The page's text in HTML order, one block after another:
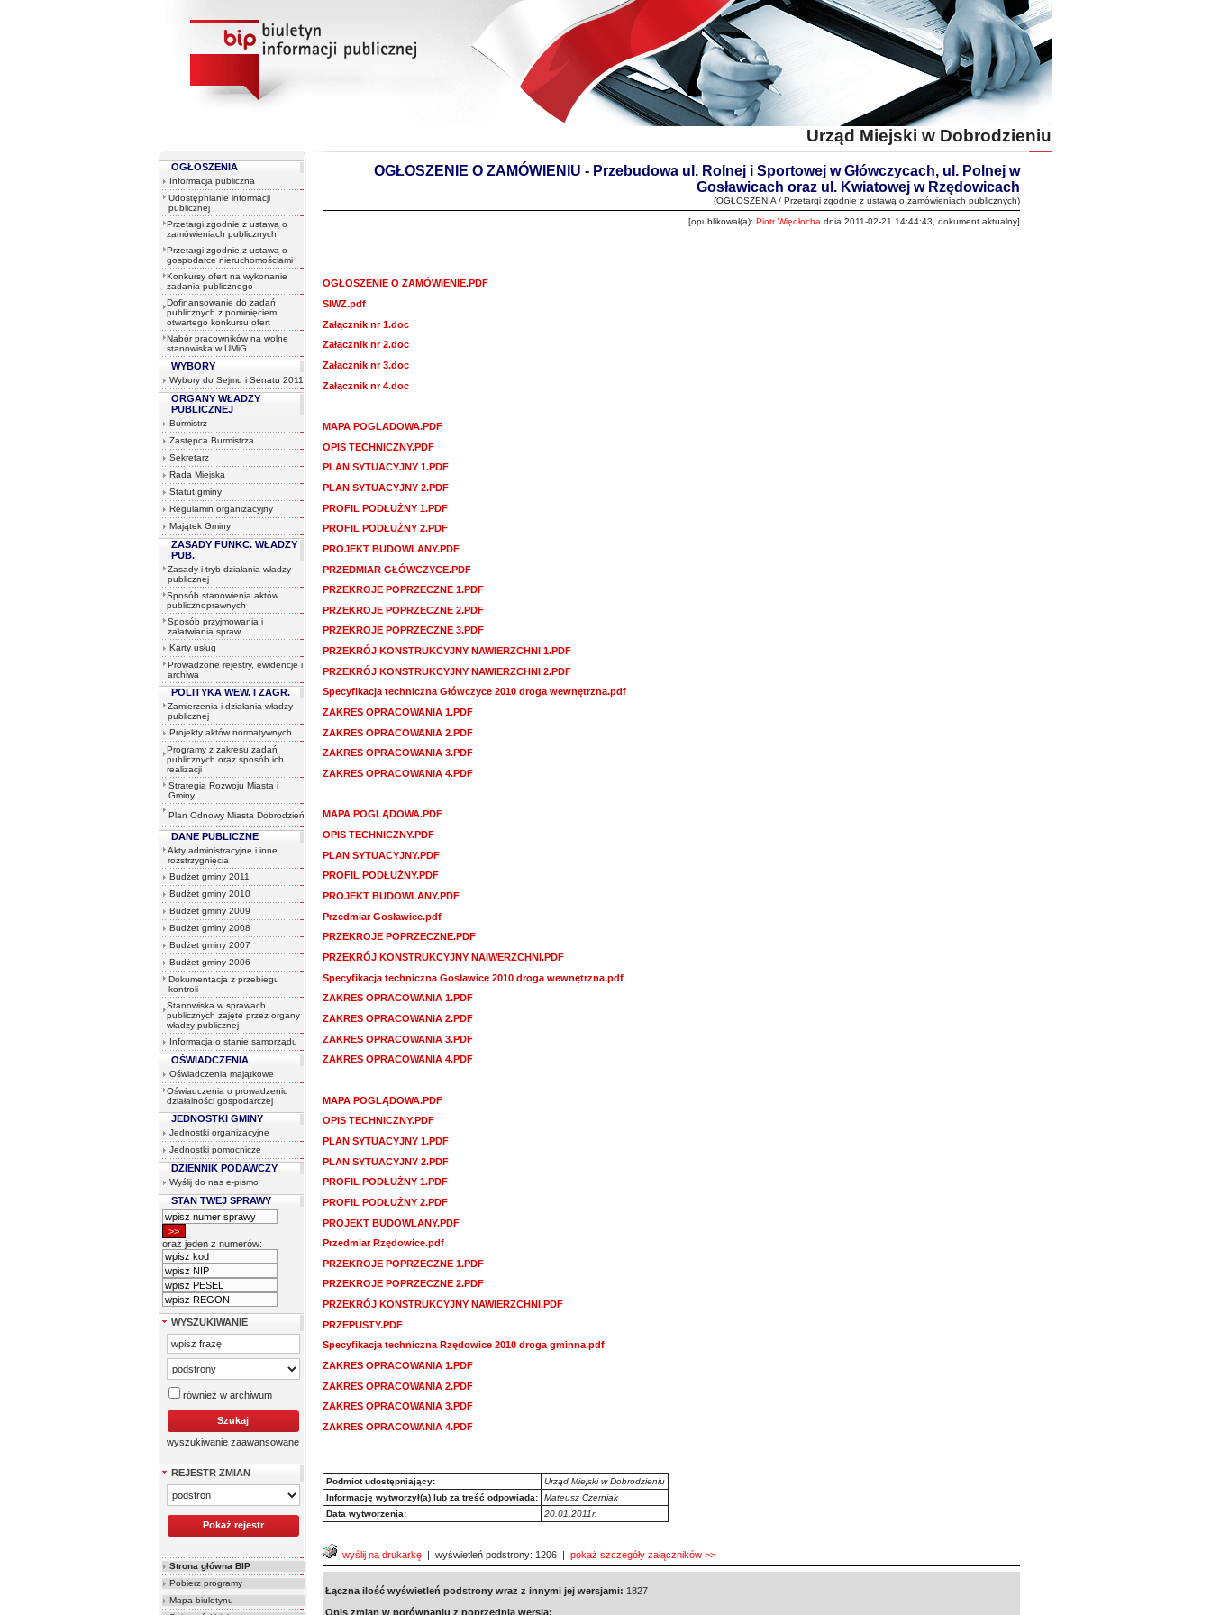
Urząd Miejski w Dobrodzieniu
OGŁOSZENIA
Informacja publiczna
Udostępnianie informacji
publicznej
Przetargi zgodnie z ustawą o
zamówieniach publicznych
Przetargi zgodnie z ustawą o
gospodarce nieruchomościami
Konkursy ofert na wykonanie
zadania publicznego
Dofinansowanie do zadań
publicznych z pominięciem
otwartego konkursu ofert
Nabór pracowników na wolne
stanowiska w UMiG
WYBORY
Wybory do Sejmu i Senatu 2011
ORGANY WŁADZY
PUBLICZNEJ
Burmistrz
Zastępca Burmistrza
Sekretarz
Rada Miejska
Statut gminy
Regulamin organizacyjny
Majątek Gminy
ZASADY FUNKC. WŁADZY
PUB.
Zasady i tryb działania władzy
publicznej
Sposób stanowienia aktów
publicznoprawnych
Sposób przyjmowania i
załatwiania spraw
Karty usług
Prowadzone rejestry, ewidencje i
archiwa
POLITYKA WEW. I ZAGR.
Zamierzenia i działania władzy
publicznej
Projekty aktów normatywnych
Programy z zakresu zadań
publicznych oraz sposób ich
realizacji
Strategia Rozwoju Miasta i
Gminy
Plan Odnowy Miasta Dobrodzień
DANE PUBLICZNE
Akty administracyjne i inne
rozstrzygnięcia
Budżet gminy 2011
Budżet gminy 2010
Budżet gminy 2009
Budżet gminy 2008
Budżet gminy 2007
Budżet gminy 2006
Dokumentacja z przebiegu
kontroli
Stanowiska w sprawach
publicznych zajęte przez organy
władzy publicznej
Informacja o stanie samorządu
OŚWIADCZENIA
Oświadczenia majątkowe
Oświadczenia o prowadzeniu
działalności gospodarczej
JEDNOSTKI GMINY
Jednostki organizacyjne
Jednostki pomocnicze
DZIENNIK PODAWCZY
Wyślij do nas e-pismo
STAN TWEJ SPRAWY
oraz jeden z numerów:
WYSZUKIWANIE
również w archiwum
wyszukiwanie zaawansowane
REJESTR ZMIAN
Strona główna BIP
Pobierz programy
Mapa biuletynu
OGŁOSZENIE O ZAMÓWIENIU - Przebudowa ul. Rolnej i Sportowej w Główczycach, ul. Polnej w
Gosławicach oraz ul. Kwiatowej w Rzędowicach
(OGŁOSZENIA / Przetargi zgodnie z ustawą o zamówieniach publicznych)
[opublikował(a): Piotr Więdłocha dnia 2011-02-21 14:44:43, dokument aktualny]
OGŁOSZENIE O ZAMÓWIENIE.PDF
SIWZ.pdf
Załącznik nr 1.doc
Załącznik nr 2.doc
Załącznik nr 3.doc
Załącznik nr 4.doc
MAPA POGLADOWA.PDF
OPIS TECHNICZNY.PDF
PLAN SYTUACYJNY 1.PDF
PLAN SYTUACYJNY 2.PDF
PROFIL PODŁUŻNY 1.PDF
PROFIL PODŁUŻNY 2.PDF
PROJEKT BUDOWLANY.PDF
PRZEDMIAR GŁÓWCZYCE.PDF
PRZEKROJE POPRZECZNE 1.PDF
PRZEKROJE POPRZECZNE 2.PDF
PRZEKROJE POPRZECZNE 3.PDF
PRZEKRÓJ KONSTRUKCYJNY NAWIERZCHNI 1.PDF
PRZEKRÓJ KONSTRUKCYJNY NAWIERZCHNI 2.PDF
Specyfikacja techniczna Główczyce 2010 droga wewnętrzna.pdf
ZAKRES OPRACOWANIA 1.PDF
ZAKRES OPRACOWANIA 2.PDF
ZAKRES OPRACOWANIA 3.PDF
ZAKRES OPRACOWANIA 4.PDF
MAPA POGLĄDOWA.PDF
OPIS TECHNICZNY.PDF
PLAN SYTUACYJNY.PDF
PROFIL PODŁUŻNY.PDF
PROJEKT BUDOWLANY.PDF
Przedmiar Gosławice.pdf
PRZEKROJE POPRZECZNE.PDF
PRZEKRÓJ KONSTRUKCYJNY NAIWERZCHNI.PDF
Specyfikacja techniczna Gosławice 2010 droga wewnętrzna.pdf
ZAKRES OPRACOWANIA 1.PDF
ZAKRES OPRACOWANIA 2.PDF
ZAKRES OPRACOWANIA 3.PDF
ZAKRES OPRACOWANIA 4.PDF
MAPA POGLĄDOWA.PDF
OPIS TECHNICZNY.PDF
PLAN SYTUACYJNY 1.PDF
PLAN SYTUACYJNY 2.PDF
PROFIL PODŁUŻNY 1.PDF
PROFIL PODŁUŻNY 2.PDF
PROJEKT BUDOWLANY.PDF
Przedmiar Rzędowice.pdf
PRZEKROJE POPRZECZNE 1.PDF
PRZEKROJE POPRZECZNE 2.PDF
PRZEKRÓJ KONSTRUKCYJNY NAWIERZCHNI.PDF
PRZEPUSTY.PDF
Specyfikacja techniczna Rzędowice 2010 droga gminna.pdf
ZAKRES OPRACOWANIA 1.PDF
ZAKRES OPRACOWANIA 2.PDF
ZAKRES OPRACOWANIA 3.PDF
ZAKRES OPRACOWANIA 4.PDF
Podmiot udostępniający:
Urząd Miejski w Dobrodzieniu
Informację wytworzył(a) lub za treść odpowiada:
Mateusz Czerniak
Data wytworzenia:
20.01.2011r.
wyślij na drukarkę | wyświetleń podstrony: 1206 | pokaż szczegóły załączników >>
Łączna ilość wyświetleń podstrony wraz z innymi jej wersjami: 1827
Opis zmian w porównaniu z poprzednią wersją: